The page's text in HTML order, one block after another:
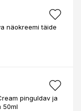
näokreemi täide
pinguldav ja
50ml